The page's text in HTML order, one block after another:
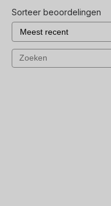
Sorteer beoordelingen